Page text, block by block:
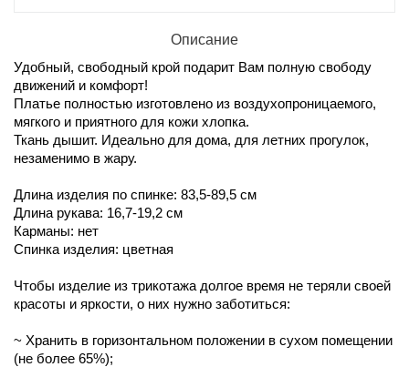
Описание
Удобный, свободный крой подарит Вам полную свободу
движений и комфорт!
Платье полностью изготовлено из воздухопроницаемого,
мягкого и приятного для кожи хлопка.
Ткань дышит. Идеально для дома, для летних прогулок,
незаменимо в жару.
Длина изделия по спинке: 83,5-89,5 см
Длина рукава: 16,7-19,2 см
Карманы: нет
Спинка изделия: цветная
Чтобы изделие из трикотажа долгое время не теряли своей
красоты и яркости, о них нужно заботиться:
~ Хранить в горизонтальном положении в сухом помещении
(не более 65%);